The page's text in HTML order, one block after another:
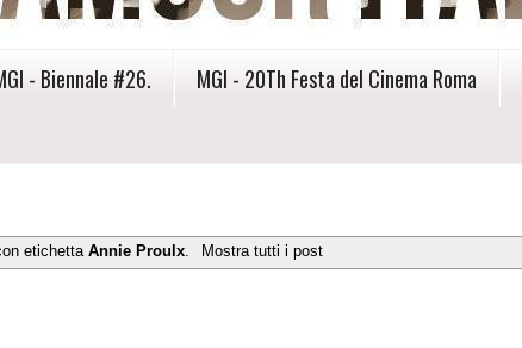
- Biennale #26. MGI - 20Th Festa del Cinema Roma
etichettaAnnie Proulx. Mostra tutti i post